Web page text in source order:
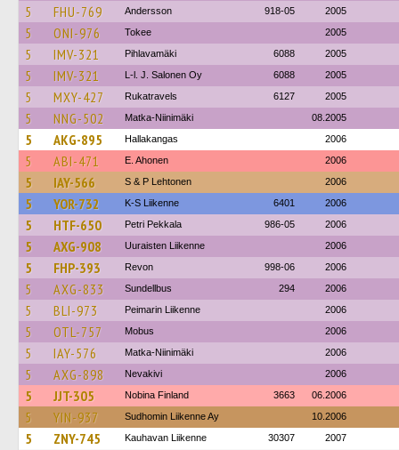
5 FHU-769 Andersson 918-05 2005
5 ONI-976 Tokee 2005
5 IMV-321 Pihlavamäki 6088 2005
5 IMV-321 L-l. J. Salonen Oy 6088 2005
5 MXY-427 Rukatravels 6127 2005
5 NNG-502 Matka-Niinimäki 08.2005
5 AKG-895 Hallakangas 2006
5 ABI-471 E. Ahonen 2006
5 IAY-566 S & P Lehtonen 2006
5 YOR-732 K-S Liikenne 6401 2006
5 HTF-650 Petri Pekkala 986-05 2006
5 AXG-908 Uuraisten Liikenne 2006
5 FHP-393 Revon 998-06 2006
5 AXG-833 Sundellbus 294 2006
5 BLI-973 Peimarin Liikenne 2006
5 OTL-757 Mobus 2006
5 IAY-576 Matka-Niinimäki 2006
5 AXG-898 Nevakivi 2006
5 JJT-305 Nobina Finland 3663 06.2006
5 YIN-937 Sudhomin Liikenne Ay 10.2006
5 ZNY-745 Kauhavan Liikenne 30307 2007